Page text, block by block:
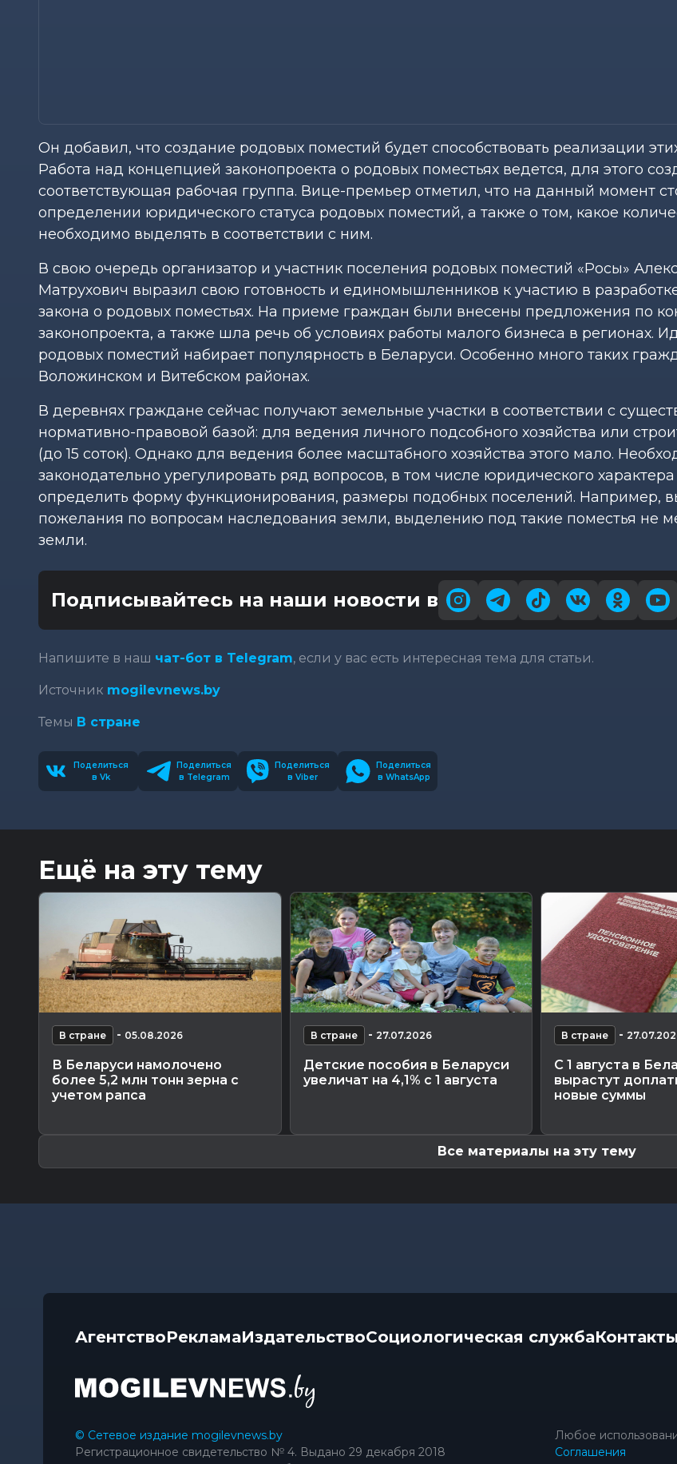
Он добавил, что создание родовых поместий будет способствовать реализации
Работа над концепцией законопроекта о родовых поместьях ведется, для этого
соответствующая рабочая группа. Вице-премьер отметил, что на данный момент
определении юридического статуса родовых поместий, а также о том, какое
необходимо выделять в соответствии с ним.
В свою очередь организатор и участник поселения родовых поместий «Росы»
Матрухович выразил свою готовность и единомышленников к участию в
закона о родовых поместьях. На приеме граждан были внесены предложения по
законопроекта, а также шла речь об условиях работы малого бизнеса в регионах.
родовых поместий набирает популярность в Беларуси. Особенно много таких
Воложинском и Витебском районах.
В деревнях граждане сейчас получают земельные участки в соответствии с
нормативно-правовой базой: для ведения личного подсобного хозяйства или
(до 15 соток). Однако для ведения более масштабного хозяйства этого мало.
законодательно урегулировать ряд вопросов, в том числе юридического
определить форму функционирования, размеры подобных поселений. Например,
пожелания по вопросам наследования земли, выделению под такие поместья не
земли.
Подписывайтесь на наши новости в
Напишите в наш чат-бот в Telegram, если у вас есть интересная тема для статьи.
Источник mogilevnews.by
Темы В стране
Поделиться
в Vk
Поделиться
в Telegram
Поделиться
в Viber
Поделиться
в WhatsApp
Ещё на эту тему
В стране - 05.08.2026
В Беларуси намолочено
более 5,2 млн тонн зерна с
учетом рапса
В стране - 27.07.2026
Детские пособия в Беларуси
увеличат на 4,1% с 1 августа
В стране -
С 1 августа в
вырастут
новые суммы
Все материалы на эту тему
АгентствоРекламаИздательствоСоциологическая служба
© Сетевое издание mogilevnews.by
Регистрационное свидетельство № 4. Выдано 29 декабря 2018
Любое
Соглашения